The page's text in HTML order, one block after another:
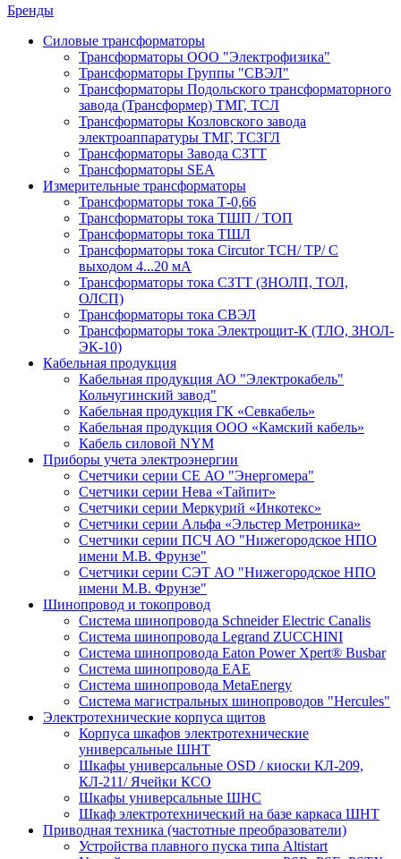
Бренды
Силовые трансформаторы
Трансформаторы ООО "Электрофизика"
Трансформаторы Группы "СВЭЛ"
Трансформаторы Подольского трансформаторного
завода (Трансформер) ТМГ, ТСЛ
Трансформаторы Козловского завода
электроаппаратуры ТМГ, ТСЗГЛ
Трансформаторы Завода СЗТТ
Трансформаторы SEA
Измерительные трансформаторы
Трансформаторы тока Т-0,66
Трансформаторы тока ТШП / ТОП
Трансформаторы тока ТШЛ
Трансформаторы тока Circutor TCH/ TP/ С
выходом 4...20 мА
Трансформаторы тока СЗТТ (ЗНОЛП, ТОЛ,
ОЛСП)
Трансформаторы тока СВЭЛ
Трансформаторы тока Электрощит-К (ТЛО, ЗНОЛ-
ЭК-10)
Кабельная продукция
Кабельная продукция АО "Электрокабель"
Кольчугинский завод"
Кабельная продукция ГК «Севкабель»
Кабельная продукция ООО «Камский кабель»
Кабель силовой NYM
Приборы учета электроэнергии
Счетчики серии СЕ АО "Энергомера"
Счетчики серии Нева «Тайпит»
Счетчики серии Меркурий «Инкотекс»
Счетчики серии Альфа «Эльстер Метроника»
Счетчики серии ПСЧ АО "Нижегородское НПО
имени М.В. Фрунзе"
Счетчики серии СЭТ АО "Нижегородское НПО
имени М.В. Фрунзе"
Шинопровод и токопровод
Система шинопровода Schneider Electric Canalis
Система шинопровода Legrand ZUCCHINI
Система шинопровода Eaton Power Xpert® Busbar
Система шинопровода EAE
Система шинопровода MetaEnergy
Система магистральных шинопроводов "Hercules"
Электротехнические корпуса щитов
Корпуса шкафов электротехнические
универсальные ШНТ
Шкафы универсальные OSD / киоски КЛ-209,
КЛ-211/ Ячейки КСО
Шкафы универсальные ШНС
Шкаф электротехнический на базе каркаса ШНТ
Приводная техника (частотные преобразователи)
Устройства плавного пуска типа Altistart